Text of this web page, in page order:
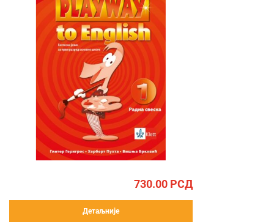
730.00 РСД
Детаљније